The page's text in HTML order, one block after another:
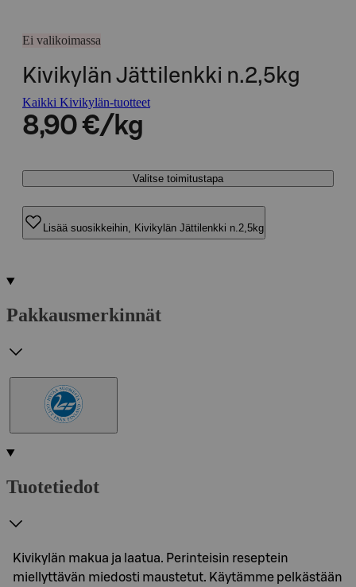
Ei valikoimassa
Kivikylän Jättilenkki n.2,5kg
Kaikki Kivikylän-tuotteet
8,90 €/kg
Valitse toimitustapa
Lisää suosikkeihin, Kivikylän Jättilenkki n.2,5kg
Pakkausmerkinnät
Tuotetiedot
Kivikylän makua ja laatua. Perinteisin reseptein
miellyttävän miedosti maustetut. Käytämme pelkästään